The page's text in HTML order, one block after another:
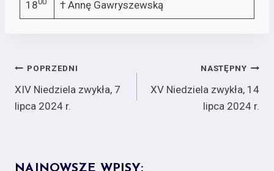
18 † Annę Gawryszewską
Nawigacja
wpisu
POPRZEDNI
XIV Niedziela zwykła, 7
lipca 2024 r.
NASTĘPNY
XV Niedziela zwykła, 14
lipca 2024 r.
NAJNOWSZE WPISY: